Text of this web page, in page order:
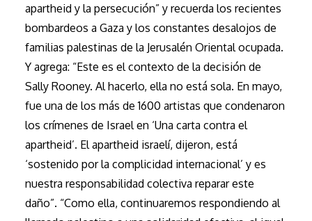
apartheid y la persecución” y recuerda los recientes
bombardeos a Gaza y los constantes desalojos de
familias palestinas de la Jerusalén Oriental ocupada.
Y agrega: “Este es el contexto de la decisión de
Sally Rooney. Al hacerlo, ella no está sola. En mayo,
fue una de los más de 1600 artistas que condenaron
los crímenes de Israel en ‘Una carta contra el
apartheid’. El apartheid israelí, dijeron, está
‘sostenido por la complicidad internacional’ y es
nuestra responsabilidad colectiva reparar este
daño”. “Como ella, continuaremos respondiendo al